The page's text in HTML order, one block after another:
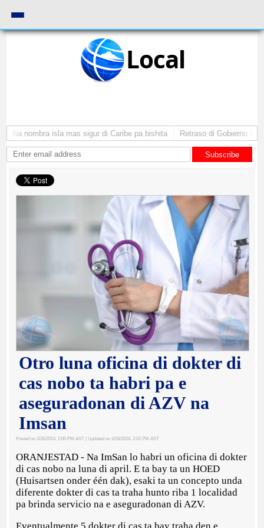
Local
nombra isla mas sigur di Caribe pa bishita Retraso di Gobierno ta
Subscribe
Otro luna oficina di dokter di
cas nobo ta habri pa e
aseguradonan di AZV na
Imsan
Posted on 3/26/2024, 2:00 PM AST | Updated on 3/26/2024, 2:02 PM AST
ORANJESTAD - Na ImSan lo habri un oficina di dokter
di cas nobo na luna di april. E ta bay ta un HOED
(Huisartsen onder één dak), esaki ta un concepto unda
diferente dokter di cas ta traha hunto riba 1 localidad
pa brinda servicio na e aseguradonan di AZV.
Eventualmente 5 dokter di cas ta bay traha den e